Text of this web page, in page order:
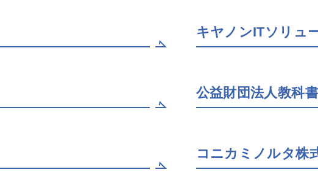
キヤノンITソリュ
公益財団法人教科
コニカミノルタ株